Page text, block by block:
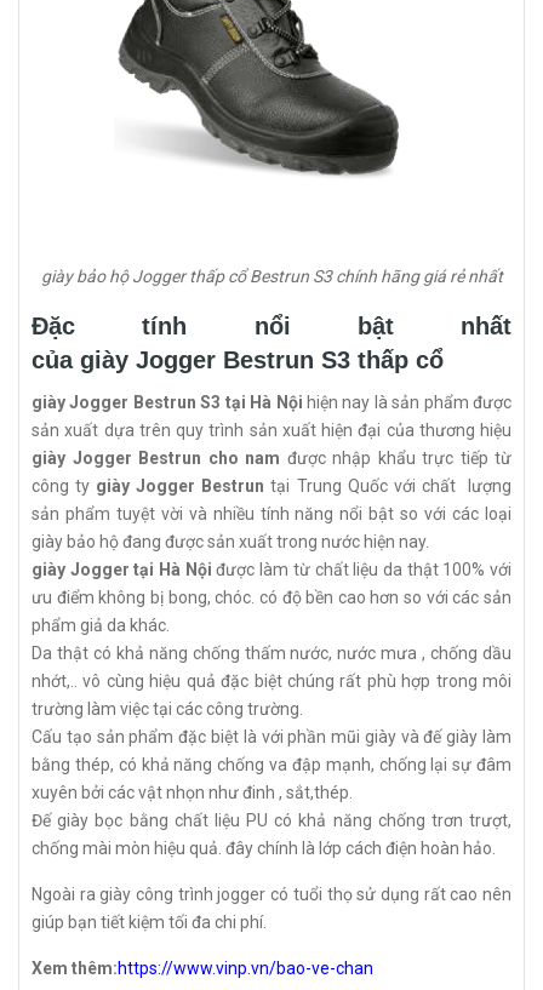
giày bảo hộ Jogger thấp cổ Bestrun S3 chính hãng giá rẻ nhất
Đặc tính nổi bật nhất
của giày Jogger Bestrun S3 thấp cổ
giày Jogger Bestrun S3 tại Hà Nội hiện nay là sản phẩm được
sản xuất dựa trên quy trình sản xuất hiện đại của thương hiệu
giày Jogger Bestrun cho nam được nhập khẩu trực tiếp từ
công ty giày Jogger Bestrun tại Trung Quốc với chất lượng
sản phẩm tuyệt vời và nhiều tính năng nổi bật so với các loại
giày bảo hộ đang được sản xuất trong nước hiện nay.
giày Jogger tại Hà Nộiđược làm từ chất liệu da thật 100% với
ưu điểm không bị bong, chóc. có độ bền cao hơn so với các sản
phẩm giả da khác.
Da thật có khả năng chống thấm nước, nước mưa , chống dầu
nhớt,.. vô cùng hiệu quả đặc biệt chúng rất phù hợp trong môi
trường làm việc tại các công trường.
Cấu tạo sản phẩm đặc biệt là với phần mũi giày và đế giày làm
bằng thép, có khả năng chống va đập mạnh, chống lại sự đâm
xuyên bởi các vật nhọn như đinh , sắt,thép.
Đế giày bọc bằng chất liệu PU có khả năng chống trơn trượt,
chống mài mòn hiệu quả. đây chính là lớp cách điện hoàn hảo.
Ngoài ra giày công trình jogger có tuổi thọ sử dụng rất cao nên
giúp bạn tiết kiệm tối đa chi phí.
Xem thêm:https://www.vinp.vn/bao-ve-chan